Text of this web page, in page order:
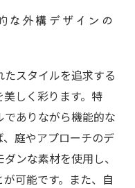
な外構デザインの
スタイルを追求する
しく彩ります。特
ありながら機能的な
庭やアプローチのデ
ンな素材を使用し、
可能です。また、自